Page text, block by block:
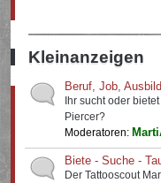
Kleinanzeigen
Beruf, Job,
Ihr sucht oder
Piercer?
Moderatoren:
Biete - Suche -
Der Tattooscout